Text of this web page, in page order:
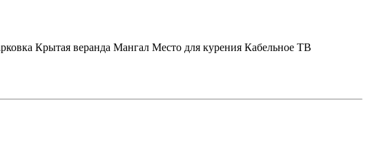
Крытая веранда Мангал Место для курения Кабельное ТВ